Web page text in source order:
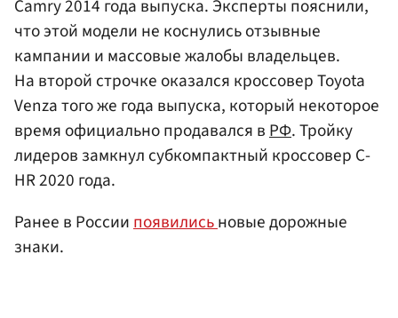
Camry 2014 года выпуска. Эксперты пояснили,
что этой модели не коснулись отзывные
кампании и массовые жалобы владельцев.
На второй строчке оказался кроссовер Toyota
Venza того же года выпуска, который некоторое
время официально продавался вРФ. Тройку
лидеров замкнул субкомпактный кроссовер C-
HR 2020 года.
Ранее в Россиипоявилисьновые дорожные
знаки.